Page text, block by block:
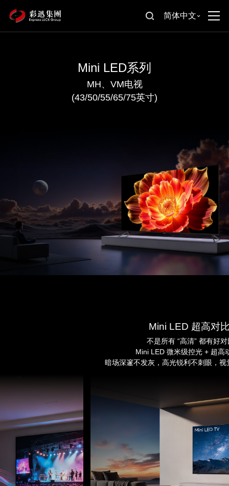
简体中文
Mini LED系列
MH、VM电视
(43/50/55/65/75英寸)
杜比视界+全景声
感受DolbyAtmos带来的更细腻、
更清晰的效果。